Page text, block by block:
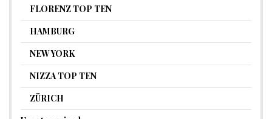
FLORENZ TOP TEN
HAMBURG
NEW YORK
NIZZA TOP TEN
ZÜRICH